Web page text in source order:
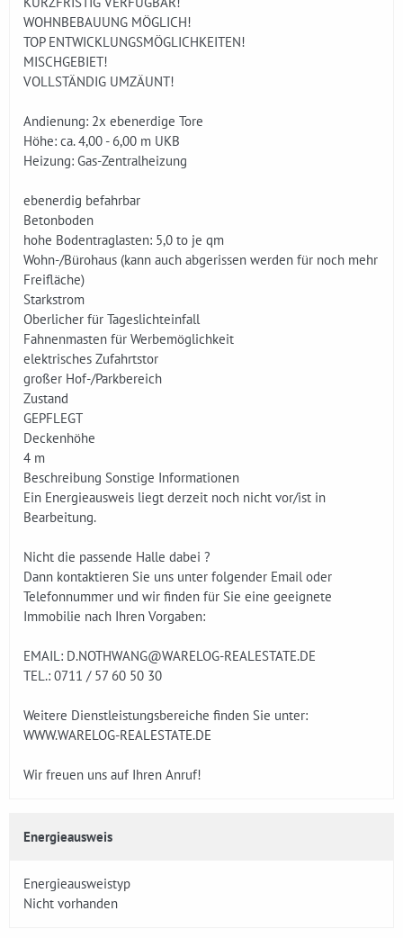
WOHNBEBAUUNG MÖGLICH!
TOP ENTWICKLUNGSMÖGLICHKEITEN!
MISCHGEBIET!
VOLLSTÄNDIG UMZÄUNT!
Andienung: 2x ebenerdige Tore
Höhe: ca. 4,00 - 6,00 m UKB
Heizung: Gas-Zentralheizung
ebenerdig befahrbar
Betonboden
hohe Bodentraglasten: 5,0 to je qm
Wohn-/Bürohaus (kann auch abgerissen werden für noch mehr
Freifläche)
Starkstrom
Oberlicher für Tageslichteinfall
Fahnenmasten für Werbemöglichkeit
elektrisches Zufahrtstor
großer Hof-/Parkbereich
Zustand
GEPFLEGT
Deckenhöhe
4 m
Beschreibung Sonstige Informationen
Ein Energieausweis liegt derzeit noch nicht vor/ist in
Bearbeitung.
Nicht die passende Halle dabei ?
Dann kontaktieren Sie uns unter folgender Email oder
Telefonnummer und wir finden für Sie eine geeignete
Immobilie nach Ihren Vorgaben:
EMAIL: D.NOTHWANG@WARELOG-REALESTATE.DE
TEL.: 0711 / 57 60 50 30
Weitere Dienstleistungsbereiche finden Sie unter:
WWW.WARELOG-REALESTATE.DE
Wir freuen uns auf Ihren Anruf!
Energieausweis
Energieausweistyp
Nicht vorhanden